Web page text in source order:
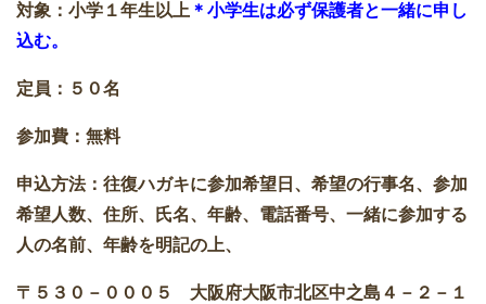
対象：小学１年生以上 ＊小学生は必ず保護者と一緒に申し
込む。
定員：５０名
参加費：無料
申込方法：往復ハガキに参加希望日、希望の行事名、参加
希望人数、住所、氏名、年齢、電話番号、一緒に参加する
人の名前、年齢を明記の上、
〒５３０－０００５ 大阪府大阪市北区中之島４－２－１